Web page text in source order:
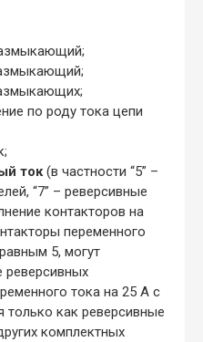
по роду тока цепи
ток(в частности “5” –
“7” – реверсивные
контакторов на
переменного
5, могут
реверсивных
тока на 25 А с
только как реверсивные
комплектных